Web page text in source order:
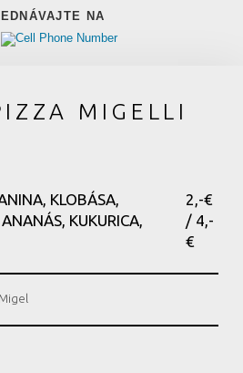
NA
MIGELLI
KLOBÁSA,
KUKURICA,
2,-€
/ 4,-
€
Migel